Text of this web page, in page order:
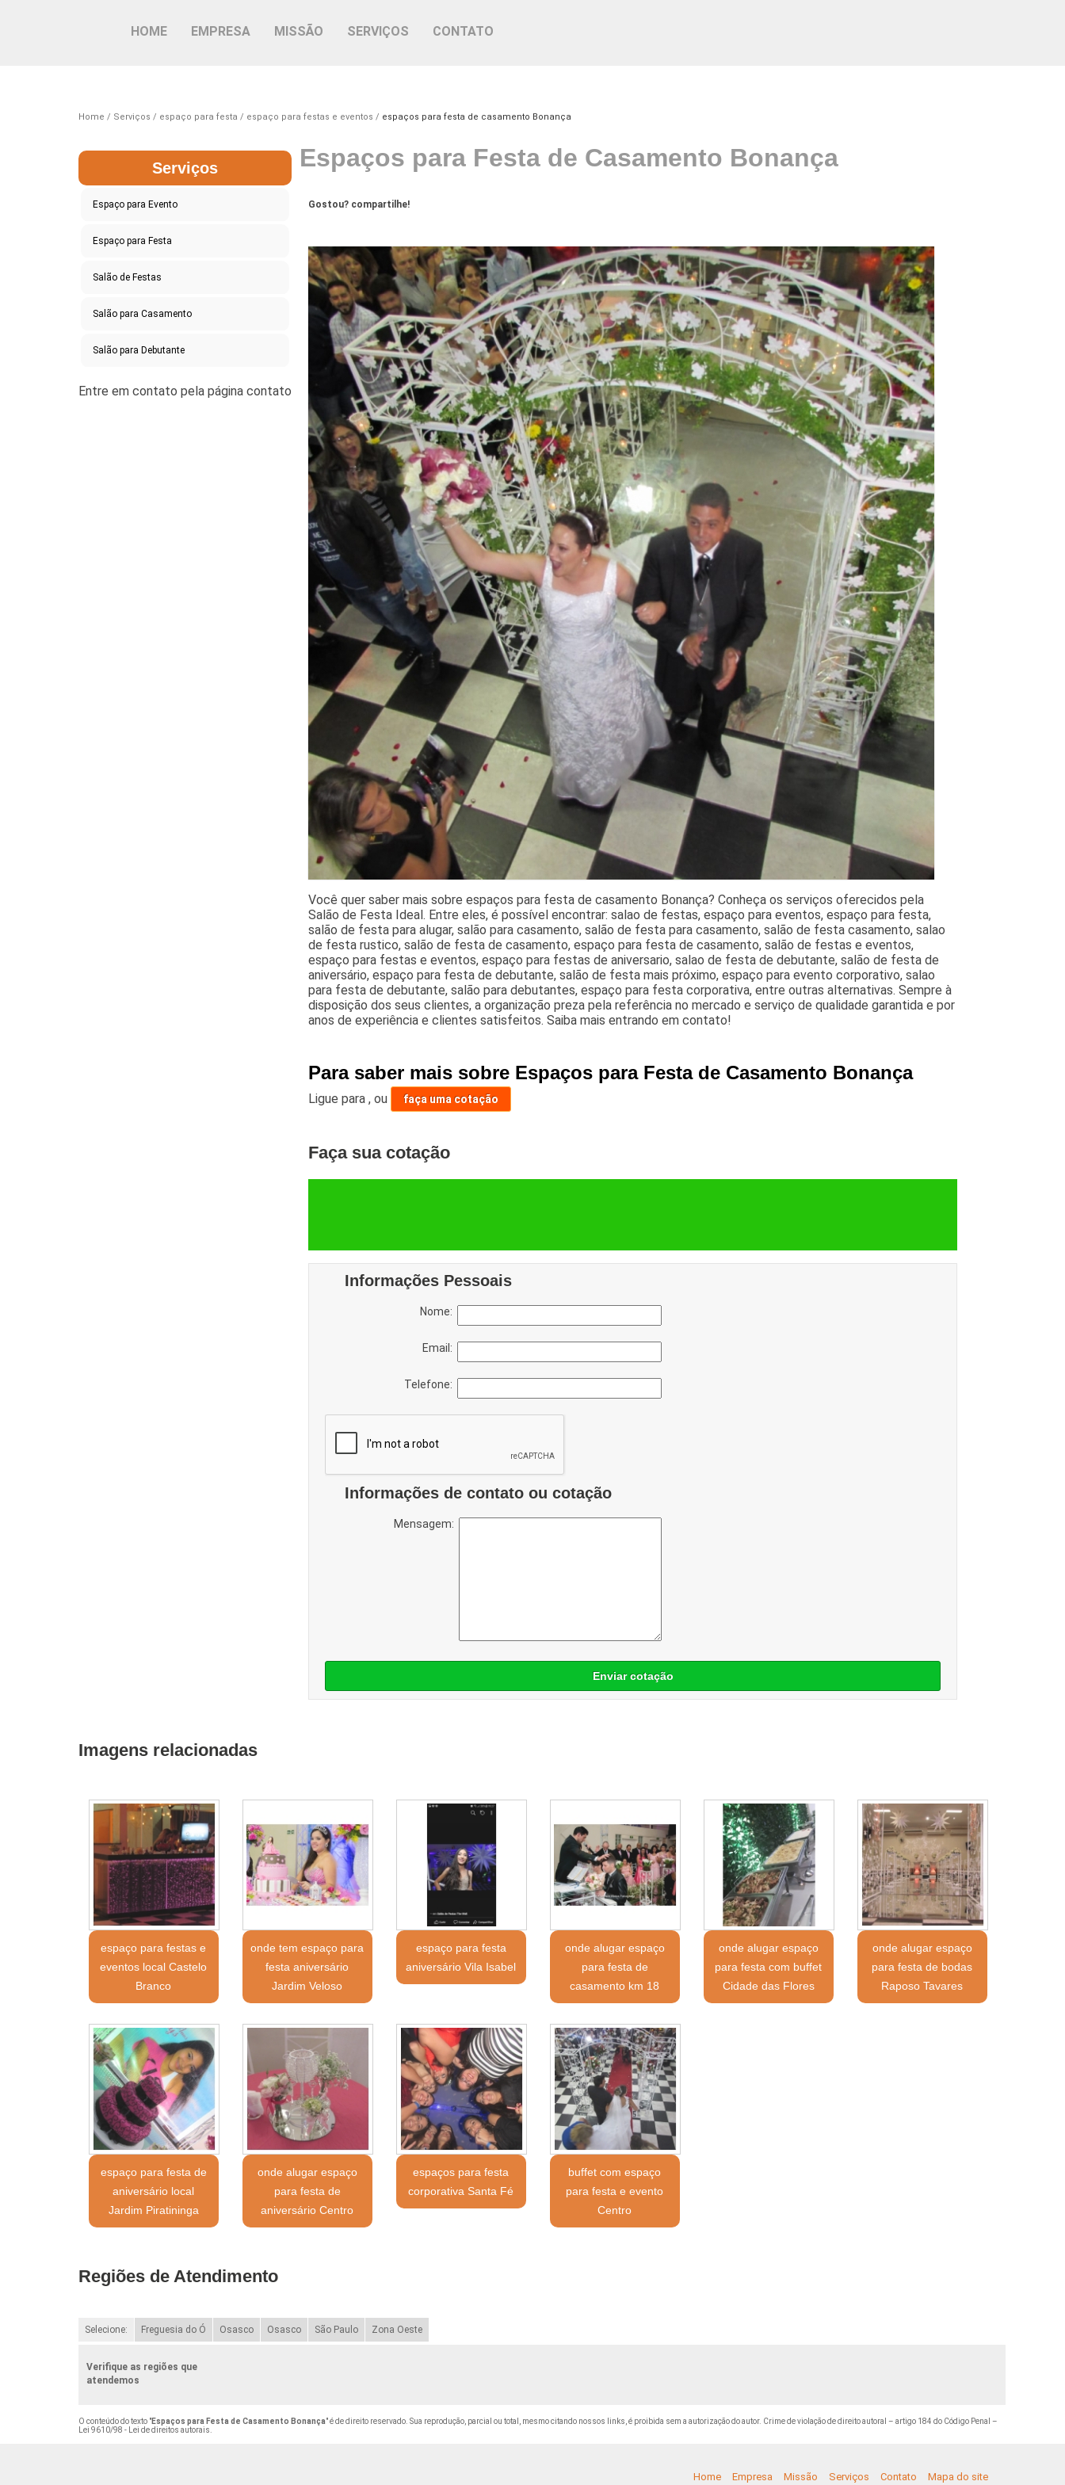
HOME EMPRESA MISSÃO SERVIÇOS CONTATO
Home Serviços espaço para festa espaço para festas e eventos espaços para festa de casamento Bonança
Serviços
Espaço para Evento
Espaço para Festa
Salão de Festas
Salão para Casamento
Salão para Debutante
Espaços para Festa de Casamento Bonança
Gostou? compartilhe!
Você quer saber mais sobre espaços para festa de casamento Bonança? Conheça os serviços oferecidos pela
Salão de Festa Ideal. Entre eles, é possível encontrar: salao de festas, espaço para eventos, espaço para festa,
salão de festa para alugar, salão para casamento, salão de festa para casamento, salão de festa casamento, salao
de festa rustico, salão de festa de casamento, espaço para festa de casamento, salão de festas e eventos,
espaço para festas e eventos, espaço para festas de aniversario, salao de festa de debutante, salão de festa de
aniversário, espaço para festa de debutante, salão de festa mais próximo, espaço para evento corporativo, salao
para festa de debutante, salão para debutantes, espaço para festa corporativa, entre outras alternativas. Sempre à
disposição dos seus clientes, a organização preza pela referência no mercado e serviço de qualidade garantida e por
anos de experiência e clientes satisfeitos. Saiba mais entrando em contato!
Para saber mais sobre Espaços para Festa de Casamento Bonança
Ligue para,ou faça uma cotação
Faça sua cotação
Informações Pessoais
Nome:
Email:
Telefone:
Informações de contato ou cotação
Mensagem:
Enviar cotação
Imagens relacionadas
espaço para festas e
eventos local Castelo
Branco
onde tem espaço para
festa aniversário
Jardim Veloso
espaço para festa
aniversário Vila Isabel
onde alugar espaço
para festa de
casamento km 18
onde alugar espaço
para festa com buffet
Cidade das Flores
onde alugar espaço
para festa de bodas
Raposo Tavares
espaço para festa de
aniversário local
Jardim Piratininga
onde alugar espaço
para festa de
aniversário Centro
espaços para festa
corporativa Santa Fé
buffet com espaço
para festa e evento
Centro
Regiões de Atendimento
Selecione: Freguesia do Ó Osasco Osasco São Paulo Zona Oeste
Verifique as regiões que
atendemos
O conteúdo do texto "Espaços para Festa de Casamento Bonança" é de direito reservado. Sua reprodução, parcial ou total, mesmo citando nossos links, é proibida sem a autorização do autor. Crime de violação de direito autoral – artigo 184 do Código Penal –
Lei 9610/98 - Lei de direitos autorais
Home Empresa Missão Serviços Contato Mapa do site